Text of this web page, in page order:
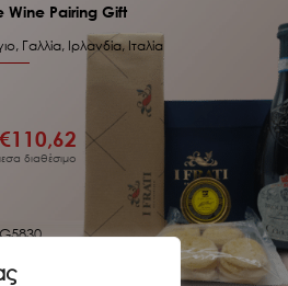
Wine Pairing Gift
Γαλλία, Ιρλανδία, Ιταλία
€110,62
διαθέσιμο